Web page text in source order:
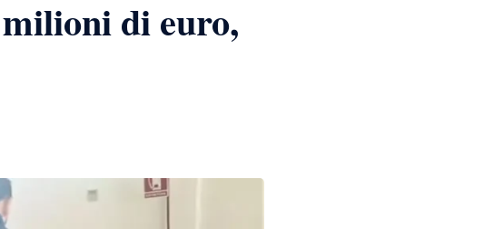
di euro,